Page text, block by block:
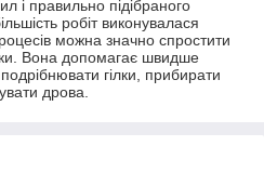
і правильно підібраного
робіт виконувалася
можна значно спростити
Вона допомагає швидше
гілки, прибирати
дрова.